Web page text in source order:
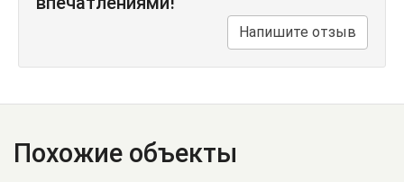
Напишите отзыв
Похожие объекты